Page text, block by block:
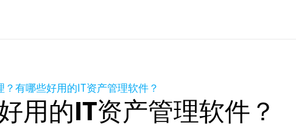
？有哪些好用的IT资产管理软件？
用的IT资产管理软件？